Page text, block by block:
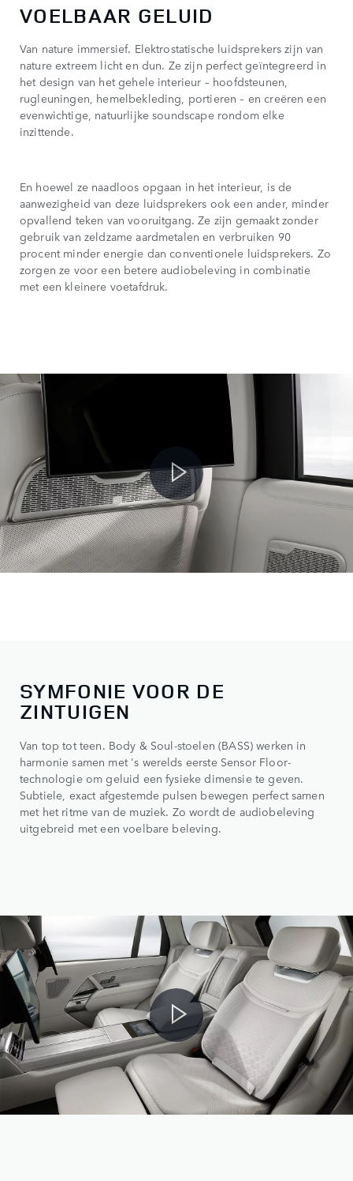
VOELBAAR GELUID
Van nature immersief. Elektrostatische luidsprekers zijn van
nature extreem licht en dun. Ze zijn perfect geïntegreerd in
het design van het gehele interieur – hoofdsteunen,
rugleuningen, hemelbekleding, portieren – en creëren een
evenwichtige, natuurlijke soundscape rondom elke
inzittende.
En hoewel ze naadloos opgaan in het interieur, is de
aanwezigheid van deze luidsprekers ook een ander, minder
opvallend teken van vooruitgang. Ze zijn gemaakt zonder
gebruik van zeldzame aardmetalen en verbruiken 90
procent minder energie dan conventionele luidsprekers. Zo
zorgen ze voor een betere audiobeleving in combinatie
met een kleinere voetafdruk.
SYMFONIE VOOR DE
ZINTUIGEN
Van top tot teen. Body & Soul-stoelen (BASS) werken in
harmonie samen met 's werelds eerste Sensor Floor-
technologie om geluid een fysieke dimensie te geven.
Subtiele, exact afgestemde pulsen bewegen perfect samen
met het ritme van de muziek. Zo wordt de audiobeleving
uitgebreid met een voelbare beleving.